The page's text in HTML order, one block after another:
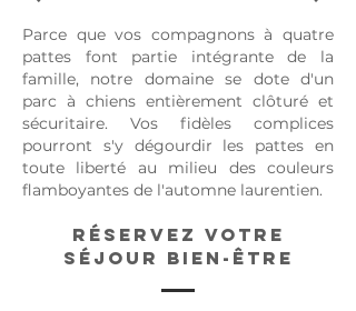
Parce que vos compagnons à quatre
pattes font partie intégrante de la
famille, notre domaine se dote d'un
parc à chiens entièrement clôturé et
sécuritaire. Vos fidèles complices
pourront s'y dégourdir les pattes en
toute liberté au milieu des couleurs
flamboyantes de l'automne laurentien.
Réservez votre
séjour bien-être